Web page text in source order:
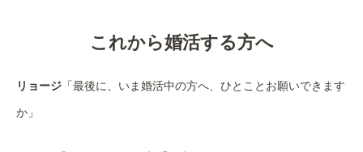
これから婚活する方へ
リョージ 「最後に、いま婚活中の方へ、ひとことお願いできます
か」